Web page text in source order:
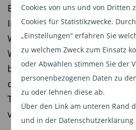
Cookies von uns und von Dritten
Cookies für Statistikzwecke.
„Einstellungen“ erfahren Sie
zu welchem Zweck zum Einsatz
oder Abwählen stimmen Sie der
personenbezogenen Daten zu
zu oder lehnen diese ab.
Über den Link am unteren Rand
und in der Datenschutzerklärung
Derzeit befürworten Staaten
Königreich, Irland, die
skandinavischen
Niederlande, Tschechien und
Freihandel innerhalb der EU.
Gruppe rund 32 Prozent der
Deutschland über acht
gemeinsam mit den
Bereich der erneuerbaren
Investoren vor eine zentrale
Wie lässt sich der
Wind- oder Solarparks
bestimmen, wenn ein Großteil
der Zukunft erwirtschaftet
Thomas Hartauer, Gründer
von CAV Partners, für TiAM